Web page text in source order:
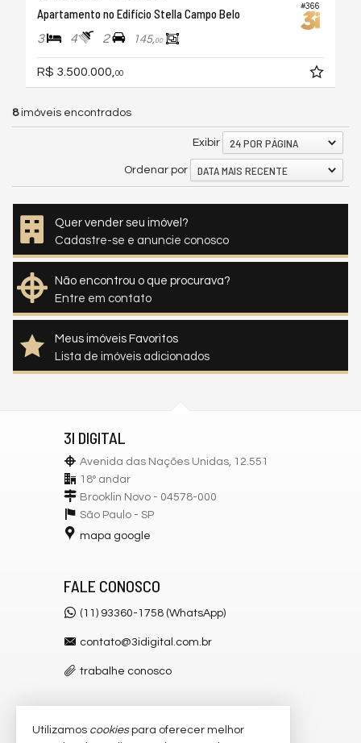
#366
Apartamento no Edifício Stella Campo Belo
3 4 2 145,00
R$ 3.500.000, 00
8imóveis encontrados
Exibir 24 POR PÁGINA
Ordenar por DATA MAIS RECENTE
Quer vender seu imóvel?
Cadastre-se e anuncie conosco
Não encontrou o que procurava?
Entre em contato
Meus imóveis Favoritos
Lista de imóveis adicionados
3I DIGITAL
Avenida das Nações Unidas, 12.551
18º andar
Brooklin Novo - 04578-000
São Paulo - SP
mapa google
FALE CONOSCO
(11) 93360-1758 (WhatsApp)
contato@3idigital.com.br
trabalhe conosco
VEJA MAIS
Utilizamos cookiespara oferecer melhor